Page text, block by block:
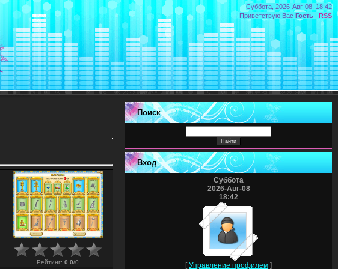
Суббота, 2026-Авг-08, 18:42
Приветствую Вас Гость | RSS
Рейтинг: 0.0/0
Поиск
Вход
Суббота
2026-Авг-08
18:42
[Управление профилем ]